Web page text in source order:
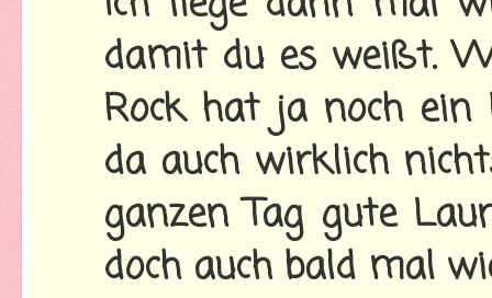
damit du es weißt.
Rock hat ja noch
da auch wirklich
ganzen Tag gute
doch auch bald mal